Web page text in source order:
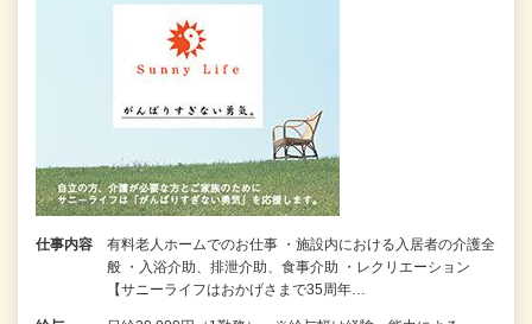
仕事内容
有料老人ホームでのお仕事 ・施設内における入居者の介護全
般 ・入浴介助、排泄介助、食事介助 ・レクリエーション
【サニーライフはおかげさまで35周年…